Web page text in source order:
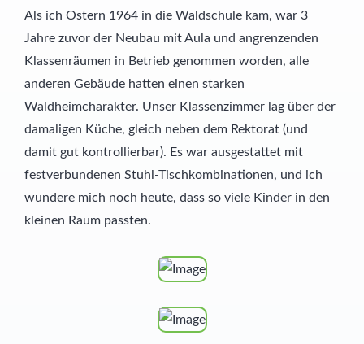
Als ich Ostern 1964 in die Waldschule kam, war 3
Jahre zuvor der Neubau mit Aula und angrenzenden
Klassenräumen in Betrieb genommen worden, alle
anderen Gebäude hatten einen starken
Waldheimcharakter. Unser Klassenzimmer lag über der
damaligen Küche, gleich neben dem Rektorat (und
damit gut kontrollierbar). Es war ausgestattet mit
festverbundenen Stuhl-Tischkombinationen, und ich
wundere mich noch heute, dass so viele Kinder in den
kleinen Raum passten.